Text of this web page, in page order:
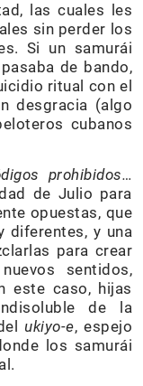
las cuales les
sin perder los
Si un samurái
de bando,
ritual con el
desgracia (algo
cubanos
prohibidos…
de Julio para
opuestas, que
diferentes, y una
para crear
sentidos,
este caso, hijas
de la
ukiyo-e, espejo
los samurái